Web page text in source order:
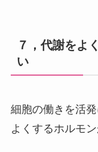
７，代謝をよ
い
細胞の働きを活
よくするホルモン